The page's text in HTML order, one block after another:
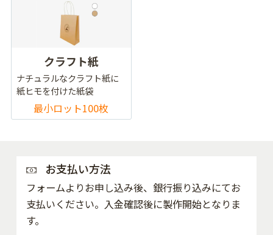
クラフト紙
ナチュラルなクラフト紙に
紙ヒモを付けた紙袋
最小ロット100枚
お支払い方法
フォームよりお申し込み後、銀行振り込みにてお
支払いください。入金確認後に製作開始となりま
す。